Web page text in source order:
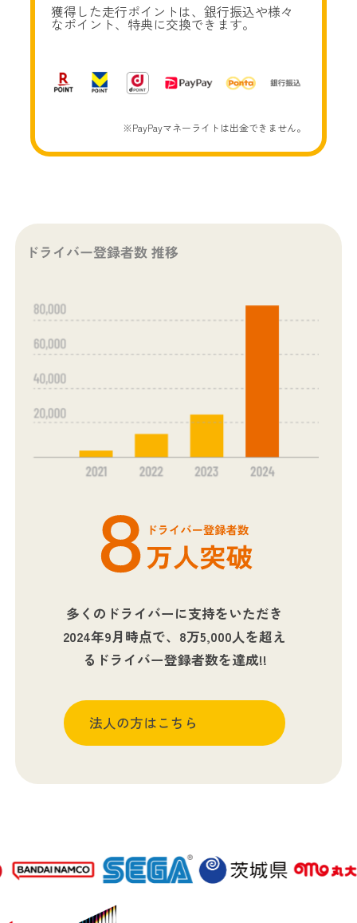
獲得した走行ポイントは、銀行振込や様々
なポイント、特典に交換できます。
※PayPayマネーライトは出金できません。
多くのドライバーに支持をいただき
2024年9月時点で、8万5,000人を超え
るドライバー登録者数を達成!!
法人の方はこちら